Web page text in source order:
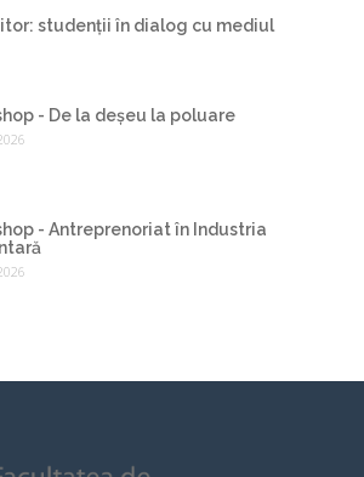
studenții în dialog cu mediul
- De la deșeu la poluare
- Antreprenoriat în Industria